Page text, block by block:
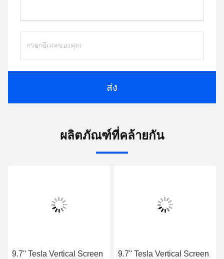
ส่ง
ผลิตภัณฑ์ที่คล้ายกัน
9.7'' Tesla Vertical Screen
9.7'' Tesla Vertical Screen